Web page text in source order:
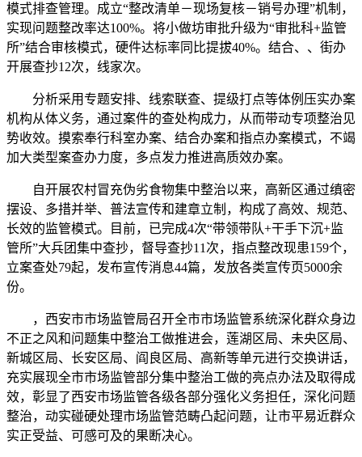
模式排查管理。成立“整改清单－现场复核－销号办理”机制，
实现问题整改率达100%。将小做坊审批升级为“审批科+监管
所”结合审核模式，硬件达标率同比提拔40%。结合、、街办
开展查抄12次，线家次。
分析采用专题安排、线索联查、提级打点等体例压实办案
机构从体义务，通过案件的查处构成力，从而带动专项整治见
势收效。摸索奉行科室办案、结合办案和指点办案模式，不竭
加大类型案查办力度，多点发力推进高质效办案。
自开展农村冒充伪劣食物集中整治以来，高新区通过缜密
摆设、多措并举、普法宣传和建章立制，构成了高效、规范、
长效的监管模式。目前，已完成4次“带领带队+干手下沉+监
管所”大兵团集中查抄，督导查抄11次，指点整改现患159个，
立案查处79起，发布宣传消息44篇，发放各类宣传页5000余
份。
，西安市市场监管局召开全市市场监管系统深化群众身边
不正之风和问题集中整治工做推进会，莲湖区局、未央区局、
新城区局、长安区局、阎良区局、高新等单元进行交换讲话，
充实展现全市市场监管部分集中整治工做的亮点办法及取得成
效，彰显了西安市场监管各级各部分强化义务担任，深化问题
整治，动实碰硬处理市场监管范畴凸起问题，让市平易近群众
实正受益、可感可及的果断决心。